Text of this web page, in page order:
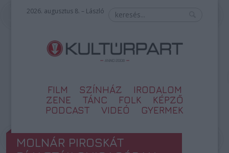
2026. augusztus 8. – László
FILM SZÍNHÁZ
IRODALOM
ZENE
TÁNC FOLK
KÉPZŐ
PODCAST
VIDEÓ GYERMEK
MOLNÁR PIROSKÁT